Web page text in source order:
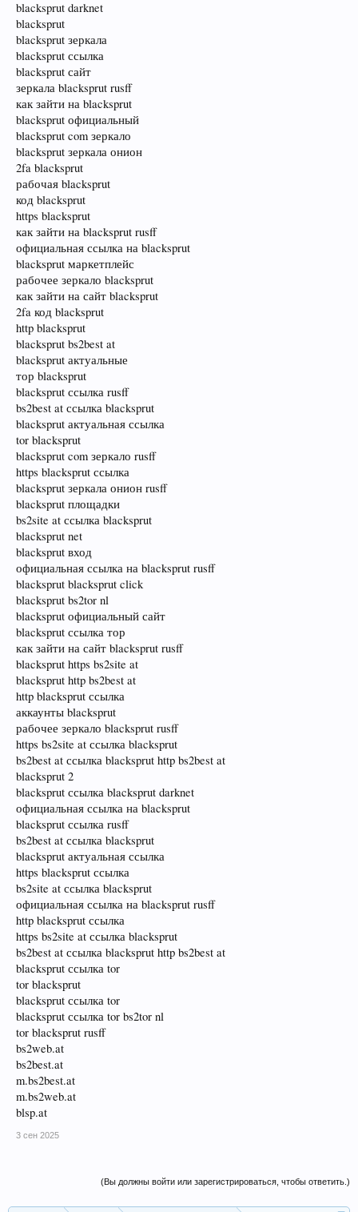
blacksprut darknet
blacksprut
blacksprut зеркала
blacksprut ссылка
blacksprut сайт
зеркала blacksprut rusff
как зайти на blacksprut
blacksprut официальный
blacksprut com зеркало
blacksprut зеркала онион
2fa blacksprut
рабочая blacksprut
код blacksprut
https blacksprut
как зайти на blacksprut rusff
официальная ссылка на blacksprut
blacksprut маркетплейс
рабочее зеркало blacksprut
как зайти на сайт blacksprut
2fa код blacksprut
http blacksprut
blacksprut bs2best at
blacksprut актуальные
тор blacksprut
blacksprut ссылка rusff
bs2best at ссылка blacksprut
blacksprut актуальная ссылка
tor blacksprut
blacksprut com зеркало rusff
https blacksprut ссылка
blacksprut зеркала онион rusff
blacksprut площадки
bs2site at ссылка blacksprut
blacksprut net
blacksprut вход
официальная ссылка на blacksprut rusff
blacksprut blacksprut click
blacksprut bs2tor nl
blacksprut официальный сайт
blacksprut ссылка тор
как зайти на сайт blacksprut rusff
blacksprut https bs2site at
blacksprut http bs2best at
http blacksprut ссылка
аккаунты blacksprut
рабочее зеркало blacksprut rusff
https bs2site at ссылка blacksprut
bs2best at ссылка blacksprut http bs2best at
blacksprut 2
blacksprut ссылка blacksprut darknet
официальная ссылка на blacksprut
blacksprut ссылка rusff
bs2best at ссылка blacksprut
blacksprut актуальная ссылка
https blacksprut ссылка
bs2site at ссылка blacksprut
официальная ссылка на blacksprut rusff
http blacksprut ссылка
https bs2site at ссылка blacksprut
bs2best at ссылка blacksprut http bs2best at
blacksprut ссылка tor
tor blacksprut
blacksprut ссылка tor
blacksprut ссылка tor bs2tor nl
tor blacksprut rusff
bs2web.at
bs2best.at
m.bs2best.at
m.bs2web.at
blsp.at
3 сен 2025
(Вы должны войти или зарегистрироваться, чтобы ответить.)